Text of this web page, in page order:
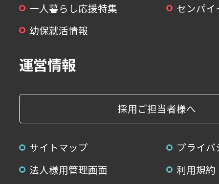
一人暮らし応援特集
センパ
幼保就活情報
運営情報
採用ご担当者様へ
サイトマップ
プライ
法人様用管理画面
利用規約